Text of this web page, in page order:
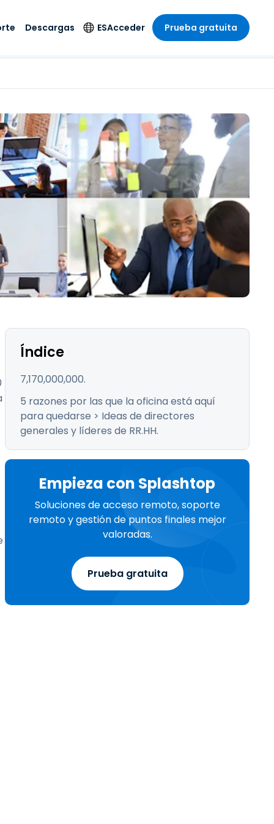
con
de
Antivirus
Detección y
respuesta de puntos
finales
Acceso y control de
Wi-Fi de Foxpass
Espacio de trabajo
seguro Zero Trust
Shield (Antiestafa)
Todos los
productos
menor
sector público
y Diseño
los
menor
sectores
sistema
Descargas ES
Deutsch
Español
Français
Italiano
Nederlands
Português
简体中文
繁體中文
日本語
ภาษาไทย
Acceder Prueba gratuita
Índice
7,170,000,000.
5 razones por las que la oficina está aquí
para quedarse > Ideas de directores
generales y líderes de RR.HH.
Empieza con Splashtop
Soluciones de acceso remoto, soporte
remoto y gestión de puntos finales mejor
valoradas.
Prueba gratuita